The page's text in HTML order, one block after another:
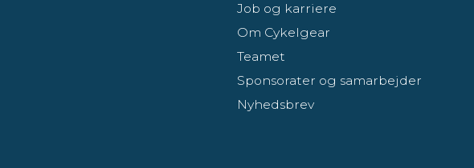
Job og karriere
Om Cykelgear
Teamet
Sponsorater og samarbejder
Nyhedsbrev